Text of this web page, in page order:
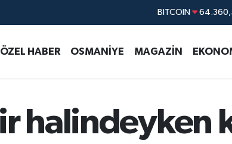
DOLAR
ÖZEL HABER OSMANİYE MAGAZİN
halindeyken